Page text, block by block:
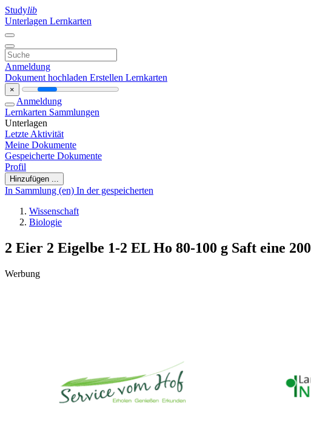
Studylib
Unterlagen Lernkarten
Anmeldung
Dokument hochladen Erstellen Lernkarten
×
Anmeldung
Lernkarten Sammlungen
Unterlagen
Letzte Aktivität
Meine Dokumente
Gespeicherte Dokumente
Profil
Hinzufügen ...
In Sammlung (en) In der gespeicherten
Wissenschaft
Biologie
2 Eier 2 Eigelbe 1-2 EL Ho 80-100 g Saft eine 200
Werbung